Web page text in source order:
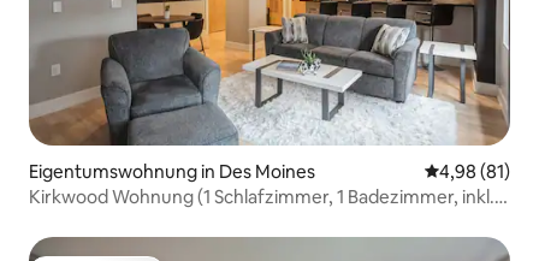
Eigentumswohnung in Des Moines
4,98 (81)
Kirkwood Wohnung (1 Schlafzimmer, 1 Badezimmer, inkl.